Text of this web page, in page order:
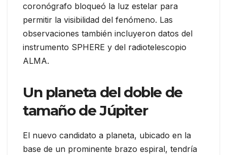
coronógrafo bloqueó la luz estelar para
permitir la visibilidad del fenómeno. Las
observaciones también incluyeron datos del
instrumento SPHERE y del radiotelescopio
ALMA.
Un planeta del doble de
tamaño de Júpiter
El nuevo candidato a planeta, ubicado en la
base de un prominente brazo espiral, tendría